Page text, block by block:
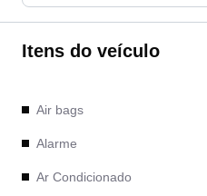
Itens do veículo
Air bags
Alarme
Ar Condicionado